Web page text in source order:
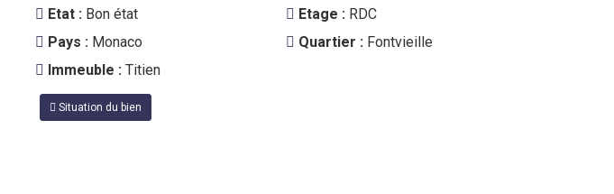
Etat : Bon état Etage : RDC
Pays : Monaco Quartier : Fontvieille
Immeuble : Titien
Situation du bien